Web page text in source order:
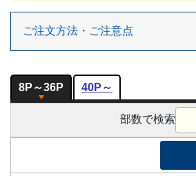
ご注文方法・ご注意点
8P～36P 40P～
部数で検索